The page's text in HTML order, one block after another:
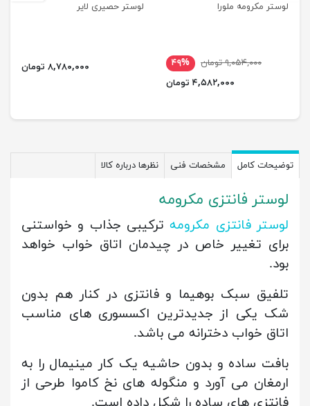
لوستر مکرومه ملورا
۹,۰۵۴,۰۰۰ تومان
۴۹%
۴,۵۸۲,۰۰۰ تومان
لوستر حصیری لایر
۸,۷۸۰,۰۰۰ تومان
توضیحات کامل مشخصات فنی نظرها درباره کالا
لوستر فانتزی مکرومه
لوستر فانتزی مکرومهترکیبی جذاب و خواستنی
برای تغییر خاص در چیدمان اتاق خواب خواهد
بود.
تلفیق سبک بوهیما و فانتزی در کنار هم بدون
شک یکی از جدیدترین اکسسوری های مناسب
اتاق خواب دخترانه می باشد.
بافت ساده و بدون حاشیه یک کار مینیمال را به
ارمغان می آورد و منگوله های نخ کاموا طرحی از